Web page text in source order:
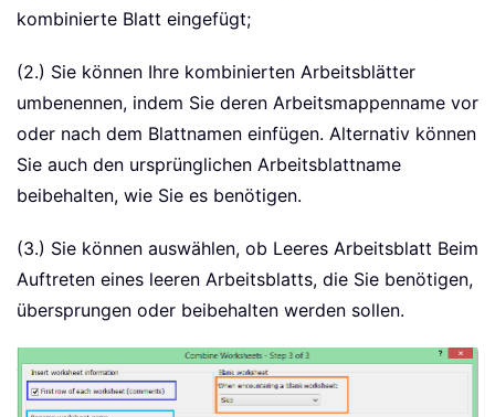
kombinierte Blatt eingefügt;
(2.) Sie können Ihre kombinierten Arbeitsblätter
umbenennen, indem Sie deren Arbeitsmappenname vor
oder nach dem Blattnamen einfügen. Alternativ können
Sie auch den ursprünglichen Arbeitsblattname
beibehalten, wie Sie es benötigen.
(3.) Sie können auswählen, ob Leeres Arbeitsblatt Beim
Auftreten eines leeren Arbeitsblatts, die Sie benötigen,
übersprungen oder beibehalten werden sollen.